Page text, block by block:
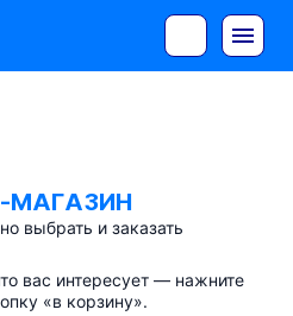
МАГАЗИН
выбрать и заказать
вас интересует — нажните
«в корзину».